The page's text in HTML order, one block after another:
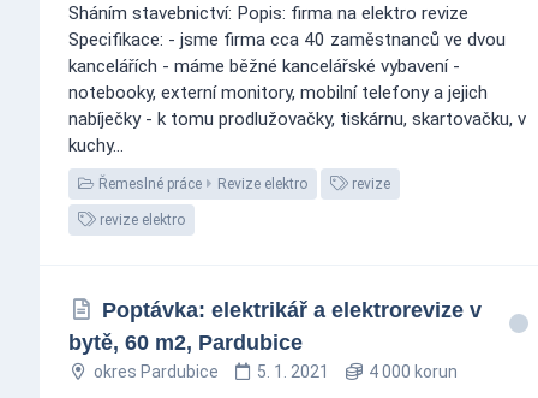
Sháním stavebnictví: Popis: firma na elektro revize
Specifikace: - jsme firma cca 40 zaměstnanců ve dvou
kancelářích - máme běžné kancelářské vybavení -
notebooky, externí monitory, mobilní telefony a jejich
nabíječky - k tomu prodlužovačky, tiskárnu, skartovačku, v
kuchy...
Řemeslné práce Revize elektro revize
revize elektro
Poptávka: elektrikář a elektrorevize v
bytě, 60 m2, Pardubice
okres Pardubice 5. 1. 2021 4 000 korun